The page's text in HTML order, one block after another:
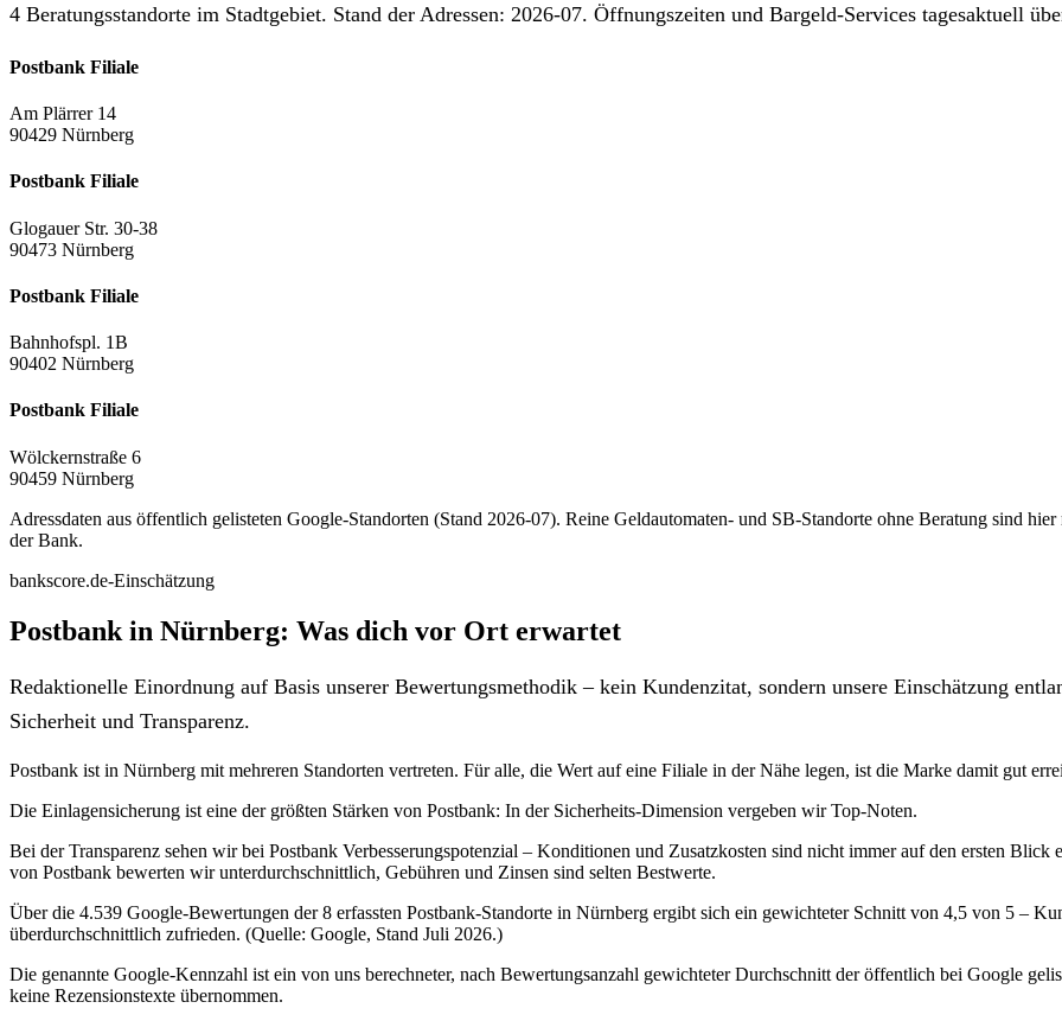
4 Beratungsstandorte im Stadtgebiet. Stand der Adressen: 2026-07. Öffnungszeiten und Bargeld-Services tagesaktuell
Postbank Filiale
Am Plärrer 14
90429 Nürnberg
Postbank Filiale
Glogauer Str. 30-38
90473 Nürnberg
Postbank Filiale
Bahnhofspl. 1B
90402 Nürnberg
Postbank Filiale
Wölckernstraße 6
90459 Nürnberg
Adressdaten aus öffentlich gelisteten Google-Standorten (Stand 2026-07). Reine Geldautomaten- und SB-Standorte ohne Beratung sind
der Bank.
bankscore.de-Einschätzung
Postbank in Nürnberg: Was dich vor Ort erwartet
Redaktionelle Einordnung auf Basis unserer Bewertungsmethodik – kein Kundenzitat, sondern unsere Einschätzung
Sicherheit und Transparenz.
Postbank ist in Nürnberg mit mehreren Standorten vertreten. Für alle, die Wert auf eine Filiale in der Nähe legen, ist die Marke damit gut
Die Einlagensicherung ist eine der größten Stärken von Postbank: In der Sicherheits-Dimension vergeben wir Top-Noten.
Bei der Transparenz sehen wir bei Postbank Verbesserungspotenzial – Konditionen und Zusatzkosten sind nicht immer auf den ersten
von Postbank bewerten wir unterdurchschnittlich, Gebühren und Zinsen sind selten Bestwerte.
Über die 4.539 Google-Bewertungen der 8 erfassten Postbank-Standorte in Nürnberg ergibt sich ein gewichteter Schnitt von 4,5 von 5 –
überdurchschnittlich zufrieden. (Quelle: Google, Stand Juli 2026.)
Die genannte Google-Kennzahl ist ein von uns berechneter, nach Bewertungsanzahl gewichteter Durchschnitt der öffentlich bei Google
keine Rezensionstexte übernommen.